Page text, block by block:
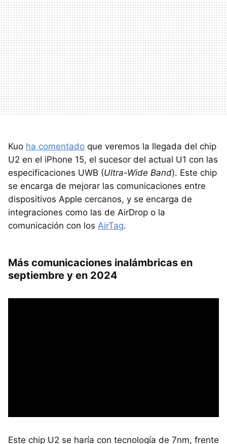
Kuo ha comentado que veremos la llegada del chip
U2 en el iPhone 15, el sucesor del actual U1 con las
especificaciones UWB (Ultra-Wide Band). Este chip
se encarga de mejorar las comunicaciones entre
dispositivos Apple cercanos, y se encarga de
integraciones como las de AirDrop o la
comunicación con los AirTag.
Más comunicaciones inalámbricas en
septiembre y en 2024
Este chip U2 se haría con tecnología de 7nm, frente